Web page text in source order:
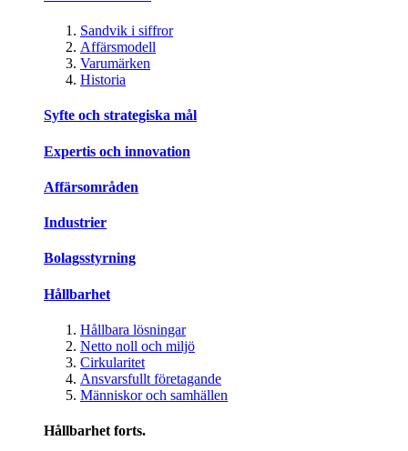
Sandvik i siffror
Affärsmodell
Varumärken
Historia
Syfte och strategiska mål
Expertis och innovation
Affärsområden
Industrier
Bolagsstyrning
Hållbarhet
Hållbara lösningar
Netto noll och miljö
Cirkularitet
Ansvarsfullt företagande
Människor och samhällen
Hållbarhet forts.